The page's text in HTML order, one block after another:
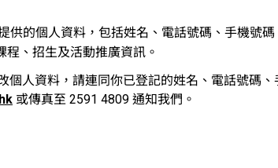
供的個人資料，包括姓名、電話號碼、手機號
程、招生及活動推廣資訊。
個人資料，請連同你已登記的姓名、電話號碼
或傳真至 2591 4809 通知我們。